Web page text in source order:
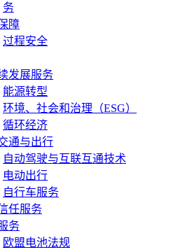
务
障
过程安全
发展服务
能源转型
环境、社会和治理（ESG）
循环经济
通与出行
自动驾驶与互联互通技术
电动出行
自行车服务
任服务
务
欧盟电池法规